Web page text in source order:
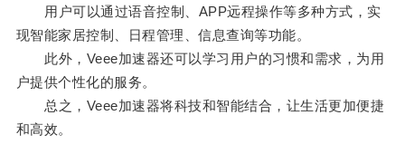
用户可以通过语音控制、APP远程操作等多种方式，实
现智能家居控制、日程管理、信息查询等功能。
此外，Veee加速器还可以学习用户的习惯和需求，为用
户提供个性化的服务。
总之，Veee加速器将科技和智能结合，让生活更加便捷
和高效。